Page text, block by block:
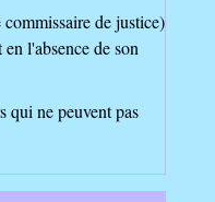
de justice)
l'absence de son
qui ne peuvent pas